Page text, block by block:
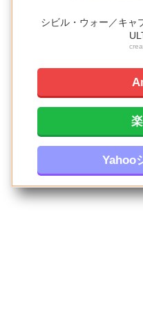
シビル・ウォー／キャ
Yahoo